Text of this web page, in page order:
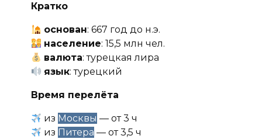
Кратко
основан: 667 год до н.э.
население: 15,5 млн чел.
валюта: турецкая лира
язык: турецкий
Время перелёта
из Москвы — от 3 ч
из Питера — от 3,5 ч